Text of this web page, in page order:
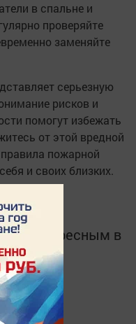
в спальне и
проверяйте
заменяйте
серьезную
рисков и
помогут избежать
от этой вредной
пожарной
и своих близких.
и интересным в
в